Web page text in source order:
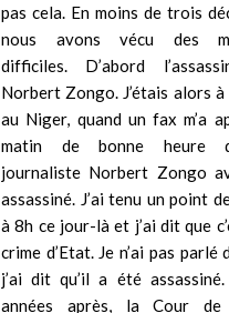
pas cela. En moins de trois
nous avons vécu des
difficiles. D’abord
Norbert Zongo. J’étais alors à
au Niger, quand un fax m’a
matin de bonne heure
journaliste Norbert Zongo
assassiné. J’ai tenu un point
à 8h ce jour-là et j’ai dit que
crime d’Etat. Je n’ai pas parlé
j’ai dit qu’il a été
années après, la Cour de